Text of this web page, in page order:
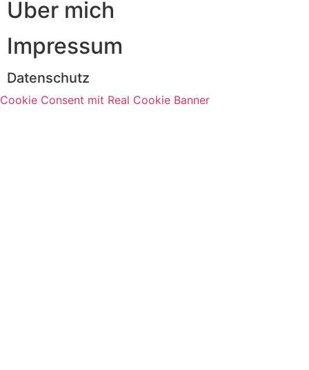
Über mich
Impressum
Datenschutz
Cookie Consent mit Real Cookie Banner